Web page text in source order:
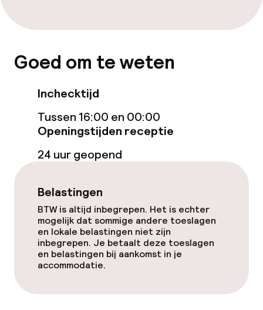
Goed om te weten
Inchecktijd
Tussen 16:00 en 00:00
Openingstijden receptie
24 uur geopend
Belastingen
BTW is altijd inbegrepen. Het is echter
mogelijk dat sommige andere toeslagen
en lokale belastingen niet zijn
inbegrepen. Je betaalt deze toeslagen
en belastingen bij aankomst in je
accommodatie.